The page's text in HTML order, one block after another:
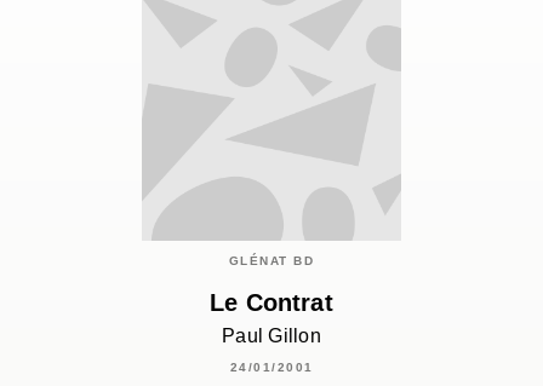
GLÉNAT BD
Le Contrat
Paul Gillon
24/01/2001